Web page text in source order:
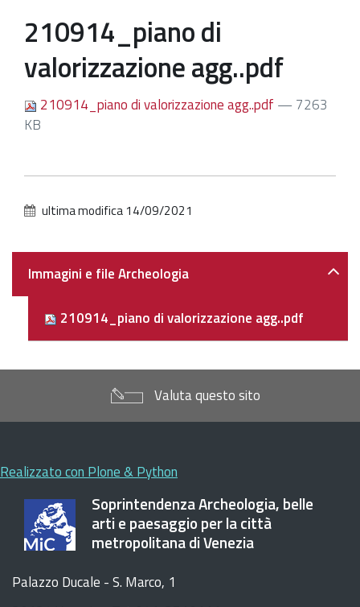
Patrimonio Storico-Artistico
Ufficio Esportazione
Ufficio Tutela
Contatti
210914_piano di
valorizzazione agg..pdf
210914_piano di valorizzazione agg..pdf — 7263
KB
ultima modifica 14/09/2021
Navigazione
Immagini e file Archeologia
210914_piano di valorizzazione agg..pdf
Valuta questo sito
Realizzato con Plone & Python
Soprintendenza Archeologia, belle
arti e paesaggio per la città
metropolitana di Venezia
Palazzo Ducale - S. Marco, 1